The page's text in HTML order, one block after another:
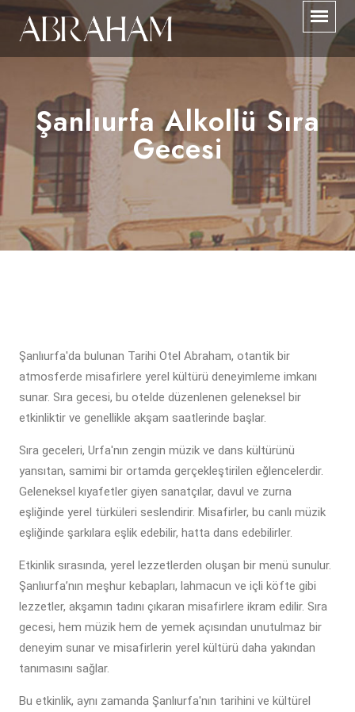
Şanlıurfa Alkollü Sıra
Gecesi
Şanlıurfa'da bulunan Tarihi Otel Abraham, otantik bir
atmosferde misafirlere yerel kültürü deneyimleme imkanı
sunar. Sıra gecesi, bu otelde düzenlenen geleneksel bir
etkinliktir ve genellikle akşam saatlerinde başlar.
Sıra geceleri, Urfa'nın zengin müzik ve dans kültürünü
yansıtan, samimi bir ortamda gerçekleştirilen eğlencelerdir.
Geleneksel kıyafetler giyen sanatçılar, davul ve zurna
eşliğinde yerel türküleri seslendirir. Misafirler, bu canlı müzik
eşliğinde şarkılara eşlik edebilir, hatta dans edebilirler.
Etkinlik sırasında, yerel lezzetlerden oluşan bir menü sunulur.
Şanlıurfa’nın meşhur kebapları, lahmacun ve içli köfte gibi
lezzetler, akşamın tadını çıkaran misafirlere ikram edilir. Sıra
gecesi, hem müzik hem de yemek açısından unutulmaz bir
deneyim sunar ve misafirlerin yerel kültürü daha yakından
tanımasını sağlar.
Bu etkinlik, aynı zamanda Şanlıurfa'nın tarihini ve kültürel